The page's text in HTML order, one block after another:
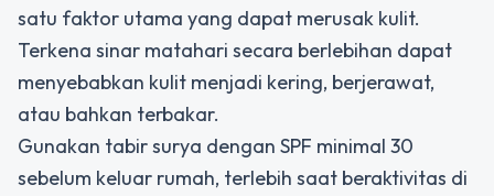
satu faktor utama yang dapat merusak kulit.
Terkena sinar matahari secara berlebihan dapat
menyebabkan kulit menjadi kering, berjerawat,
atau bahkan terbakar.
Gunakan tabir surya dengan SPF minimal 30
sebelum keluar rumah, terlebih saat beraktivitas di